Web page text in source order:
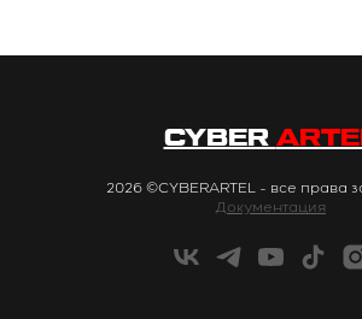
CYBER
2026 ©CYBERARTEL - все права
Документация